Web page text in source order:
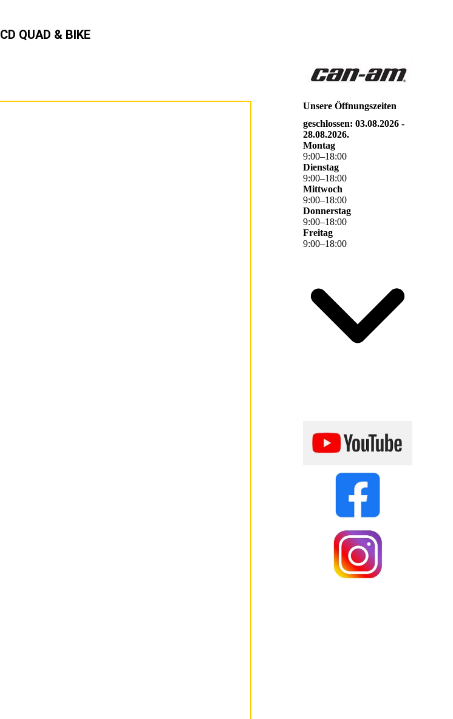
CD QUAD & BIKE
Unsere Öffnungszeiten
geschlossen: 03.08.2026 -
28.08.2026.
Montag
9:00–18:00
Dienstag
9:00–18:00
Mittwoch
9:00–18:00
Donnerstag
9:00–18:00
Freitag
9:00–18:00